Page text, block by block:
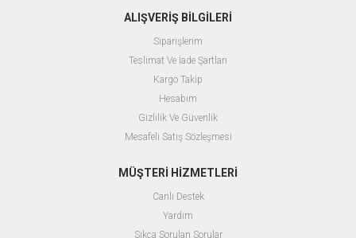
ALIŞVERİŞ BİLGİLERİ
Siparişlerim
Teslimat Ve İade Şartları
Kargo Takip
Hesabım
Gizlilik Ve Güvenlik
Mesafeli Satış Sözleşmesi
MÜŞTERİ HİZMETLERİ
Canlı Destek
Yardım
Sıkça Sorulan Sorular